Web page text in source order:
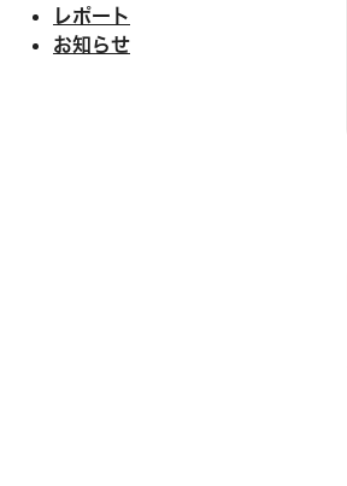
レポート
お知らせ